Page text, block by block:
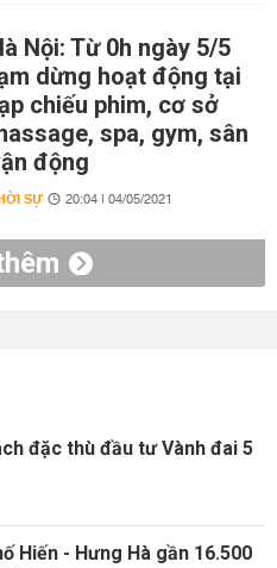
Nội: Từ 0h ngày 5/5
dừng hoạt động tại
chiếu phim, cơ sở
spa, gym, sân
động
SỰ 20:04 | 04/05/2021
đặc thù đầu tư Vành đai 5
Hiến - Hưng Hà gần 16.500